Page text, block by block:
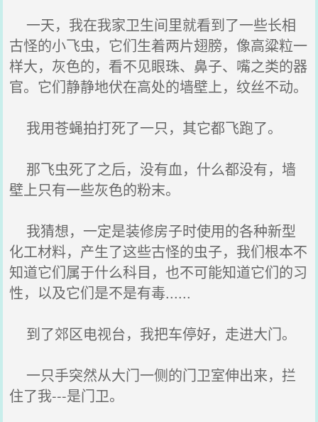
一天，我在我家卫生间里就看到了一些长相
古怪的小飞虫，它们生着两片翅膀，像高粱粒一
样大，灰色的，看不见眼珠、鼻子、嘴之类的器
官。它们静静地伏在高处的墙壁上，纹丝不动。
我用苍蝇拍打死了一只，其它都飞跑了。
那飞虫死了之后，没有血，什么都没有，墙
壁上只有一些灰色的粉末。
我猜想，一定是装修房子时使用的各种新型
化工材料，产生了这些古怪的虫子，我们根本不
知道它们属于什么科目，也不可能知道它们的习
性，以及它们是不是有毒......
到了郊区电视台，我把车停好，走进大门。
一只手突然从大门一侧的门卫室伸出来，拦
住了我---是门卫。